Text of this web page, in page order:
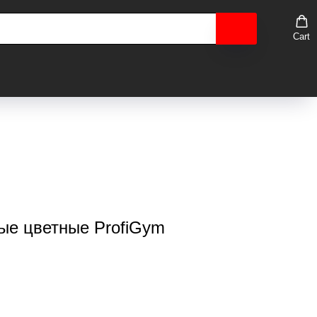
Cart
цветные ProfiGym